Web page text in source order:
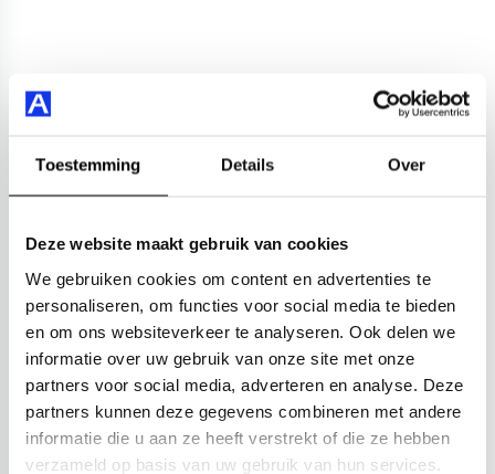
Toestemming Details Over
Deze website maakt gebruik van cookies
We gebruiken cookies om content en advertenties te
personaliseren, om functies voor social media te bieden
en om ons websiteverkeer te analyseren. Ook delen we
informatie over uw gebruik van onze site met onze
partners voor social media, adverteren en analyse. Deze
partners kunnen deze gegevens combineren met andere
informatie die u aan ze heeft verstrekt of die ze hebben
verzameld op basis van uw gebruik van hun services.